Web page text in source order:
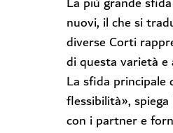
nuovi, il che si
diverse Corti
di questa varietà
La sfida
flessibilità»,
con i partner e